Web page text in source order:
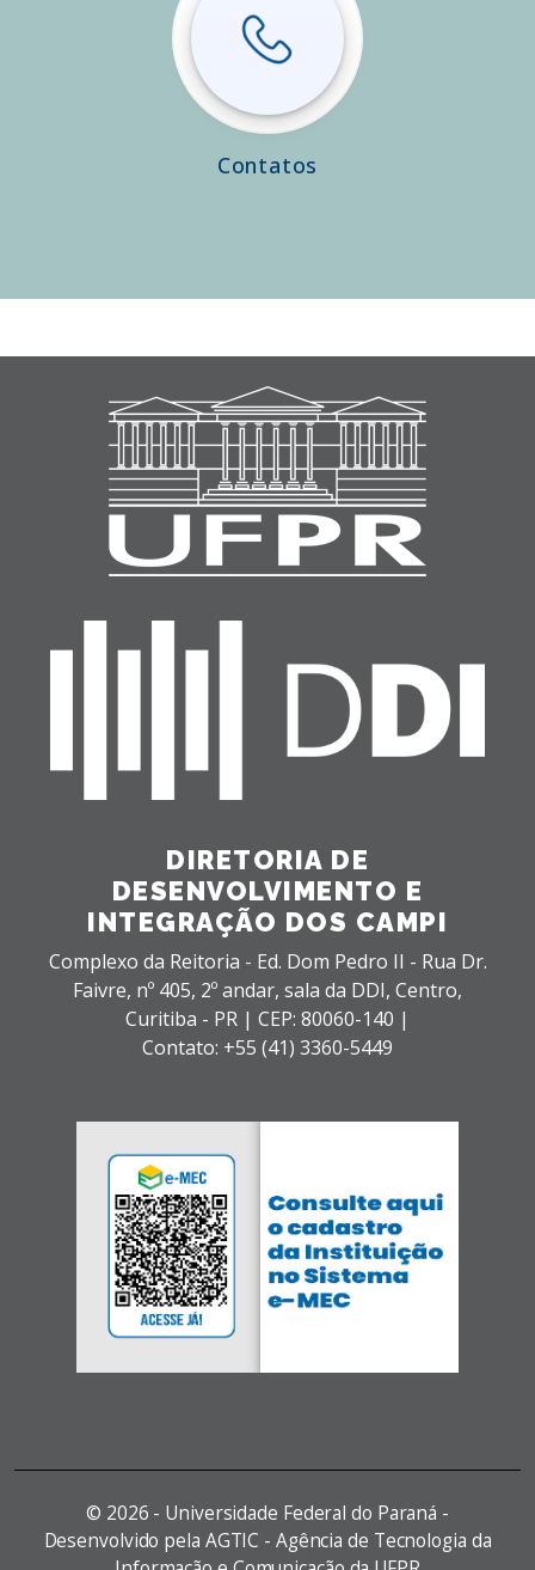
Contatos
DIRETORIA DE
DESENVOLVIMENTO E
INTEGRAÇÃO DOS CAMPI
Complexo da Reitoria - Ed. Dom Pedro II - Rua Dr.
Faivre, nº 405, 2º andar, sala da DDI, Centro,
Curitiba - PR | CEP: 80060-140 |
Contato: +55 (41) 3360-5449
© 2026 - Universidade Federal do Paraná -
Desenvolvido pela AGTIC - Agência de Tecnologia da